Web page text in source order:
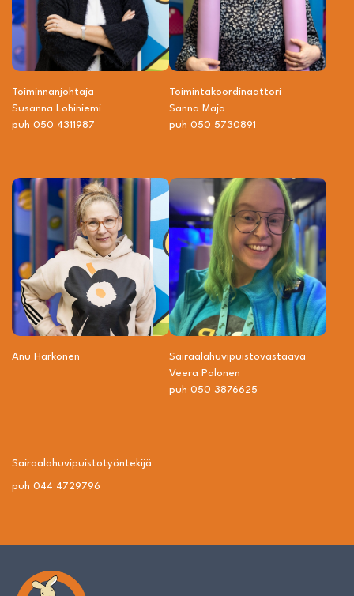
Toiminnanjohtaja
Susanna Lohiniemi
puh 050 4311987
Toiminta­­koordinaattori
Sanna Maja
puh 050 5730891
Anu Härkönen
Sairaalahuvipuisto­vastaava
Veera Palonen
puh 050 3876625
Sairaalahuvipuisto­työntekijä
puh 044 4729796